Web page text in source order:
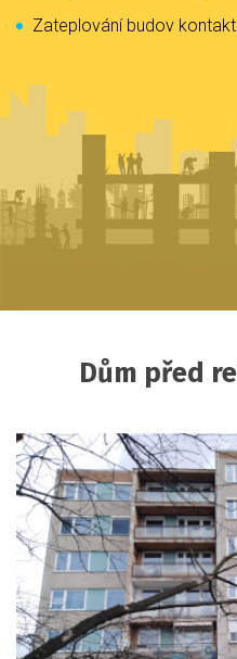
Zateplování budov
Dům před